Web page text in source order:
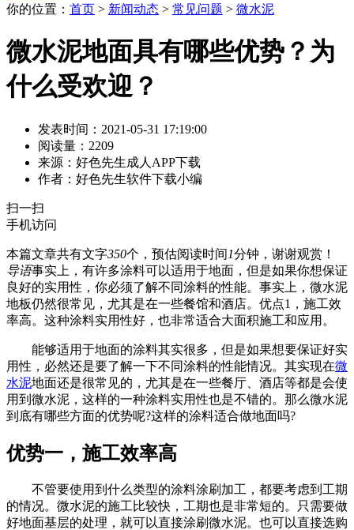
你的位置： 首页 > 新闻动态 > 常见问题 > 微水泥
微水泥地面具有哪些优势？为
什么受欢迎？
发表时间：2021-05-31 17:19:00
阅读量：2209
来源：好色先生成人APP下载
作者：好色先生软件下载小编
扫一扫
手机访问
本篇文章共有文字350个，预估阅读时间 1分钟，谢谢观赏！
导语事实上，有许多涂料可以适用于地面，但是如果你想保证
良好的实用性，你必须了解不同涂料的性能。事实上，微水泥
地板仍然很常见，尤其是在一些餐馆和酒店。优点1，施工效
率高。这种涂料实用性好，也非常适合大面积施工和应用。
能够适用于地面的涂料其实很多，但是如果想要保证好实
用性，必然还是要了解一下不同涂料的性能情况。其实现在微
水泥地面还是很常见的，尤其是在一些餐厅、酒店等都是会使
用到微水泥，这样的一种涂料实用性也是不错的。那么微水泥
到底有哪些方面的优势呢?这样的涂料适合做地面吗?
优势一，施工效率高
不管要使用到什么类型的涂料涂刷加工，都要考虑到工期
的情况。微水泥的施工比较快，工期也是非常短的。只需要做
好地面基层的处理，就可以直接涂刷微水泥。也可以直接选购